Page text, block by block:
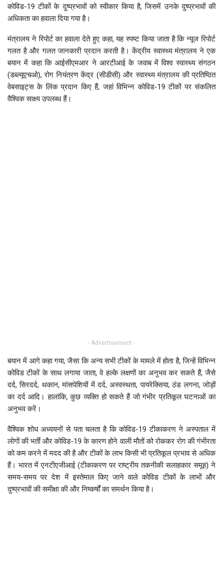
कोविड-19 टीकों के दुष्प्रभावों को स्वीकार किया है, जिसमें उनके दुष्प्रभावों की
अधिकता का हवाला दिया गया है।
मंत्रालय ने रिपोर्ट का हवाला देते हुए कहा, यह स्पष्ट किया जाता है कि न्यूज रिपोर्ट
गलत है और गलत जानकारी प्रदान करती है। केंद्रीय स्वास्थ्य मंत्रालय ने एक
बयान में कहा कि आईसीएमआर ने आरटीआई के जवाब में विश्व स्वास्थ्य संगठन
(डब्ल्यूएचओ), रोग नियंत्रण केंद्र (सीडीसी) और स्वास्थ्य मंत्रालय की प्रतिष्ठित
वेबसाइट्स के लिंक प्रदान किए हैं, जहां विभिन्न कोविड-19 टीकों पर संकलित
वैश्विक साक्ष्य उपलब्ध हैं।
- Advertisement -
बयान में आगे कहा गया, जैसा कि अन्य सभी टीकों के मामले में होता है, जिन्हें विभिन्न
कोविड टीकों के साथ लगाया जाता, वे हल्के लक्षणों का अनुभव कर सकते हैं, जैसे
दर्द, सिरदर्द, थकान, मांसपेशियों में दर्द, अस्वस्थता, पायरेक्सिया, ठंड लगना, जोड़ों
का दर्द आदि। हालांकि, कुछ व्यक्ति हो सकते हैं जो गंभीर प्रतिकूल घटनाओं का
अनुभव करें।
वैश्विक शोध अध्ययनों से पता चलता है कि कोविड-19 टीकाकरण ने अस्पताल में
लोगों की भर्ती और कोविड-19 के कारण होने वाली मौतों को रोककर रोग की गंभीरता
को कम करने में मदद की है और टीकों के लाभ किसी भी प्रतिकूल प्रभाव से अधिक
हैं। भारत में एनटीएजीआई (टीकाकरण पर राष्ट्रीय तकनीकी सलाहकार समूह) ने
समय-समय पर देश में इस्तेमाल किए जाने वाले कोविड टीकों के लाभों और
दुष्प्रभावों की समीक्षा की और निष्कर्षों का समर्थन किया है।